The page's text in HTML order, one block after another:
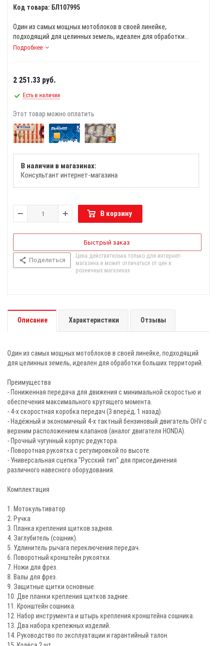
Код товара: БЛ107995
Один из самых мощных мотоблоков в своей линейке,
подходящий для целинных земель, идеален для обработки...
Подробнее
2 251.33 руб.
Есть в наличии
Этот товар можно оплатить
В наличии в магазинах:
Консультант интернет-магазина
В корзину
Быстрый заказ
Поделиться
Цена действительна только для интернет-
магазина и может отличаться от цен в
розничных магазинах
Описание Характеристики Отзывы
Один из самых мощных мотоблоков в своей линейке, подходящий
для целинных земель, идеален для обработки больших территорий.
Преимущества
- Пониженная передача для движения с минимальной скоростью и
обеспечения максимального крутящего момента.
- 4-х скоростная коробка передач (3 вперёд, 1 назад).
- Надёжный и экономичный 4-х тактный бензиновый двигатель OHV с
верхним расположением клапанов (аналог двигателя HONDA).
- Прочный чугунный корпус редуктора.
- Поворотная рукоятка с регулировкой по высоте.
- Универсальная сцепка "Русский тип" для присоединения
различного навесного оборудования.
Комплектация
1. Мотокультиватор
2. Ручка
3. Планка крепления щитков задняя.
4. Заглубитель (сошник).
5. Удлинитель рычага переключения передач.
6. Поворотный кронштейн рукоятки.
7. Ножи для фрез.
8. Валы для фрез.
9. Защитные щитки основные.
10. Две планки крепления щитков задние.
11. Кронштейн сошника.
12. Набор инструмента и штырь крепления кронштейна сошника.
13. Два набора крепежных изделий.
14. Руководство по эксплуатации и гарантийный талон.